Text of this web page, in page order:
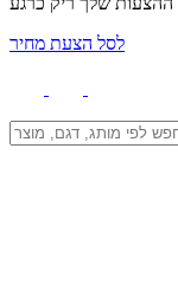
לסל הצעת מחיר